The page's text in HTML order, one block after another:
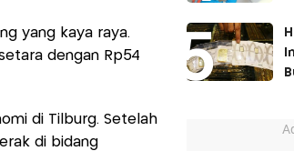
yang kaya raya.
dengan Rp54
di Tilburg. Setelah
di bidang